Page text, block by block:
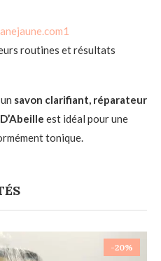
routines et résultats
savon clarifiant, réparateur
est idéal pour une
tonique.
-20%